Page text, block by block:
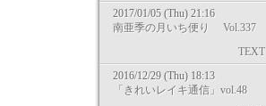
2017/01/05 (Thu) 21:16
南亜季の月いち便り Vol.337
TEXT
2016/12/29 (Thu) 18:13
「きれいレイキ通信」vol.48